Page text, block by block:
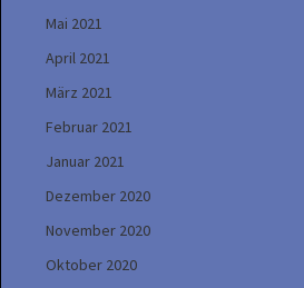
Mai 2021
April 2021
März 2021
Februar 2021
Januar 2021
Dezember 2020
November 2020
Oktober 2020